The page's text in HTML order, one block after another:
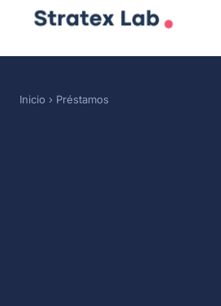
Inicio › Préstamos